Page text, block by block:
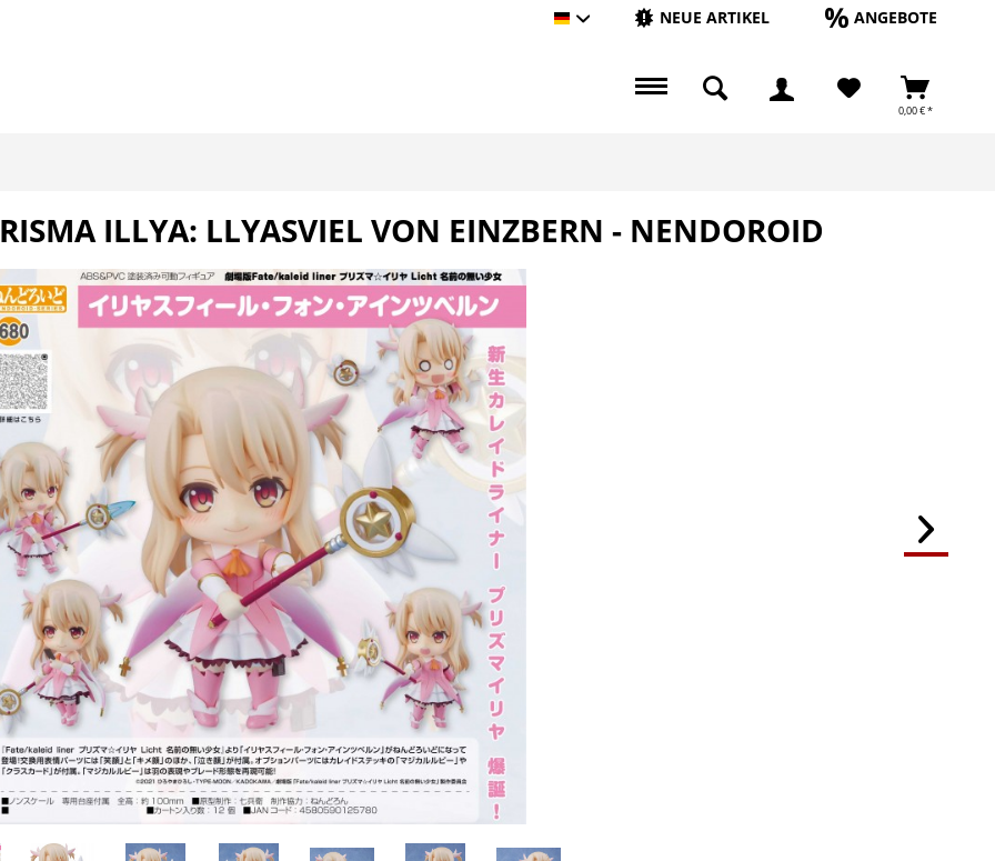
Hauptshop DeutschNEUE ARTIKEL ANGEBOTE
0,00 € *
ILLYA: LLYASVIEL VON EINZBERN - NENDOROID